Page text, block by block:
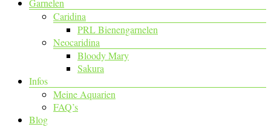
Garnelen
Caridina
PRL Bienengarnelen
Neocaridina
Bloody Mary
Sakura
Infos
Meine Aquarien
FAQ’s
Blog